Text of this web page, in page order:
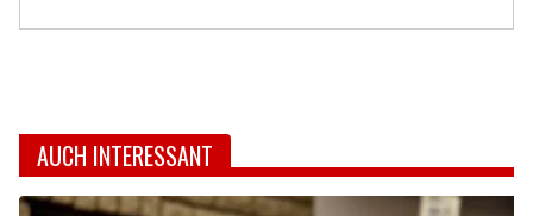
AUCH INTERESSANT